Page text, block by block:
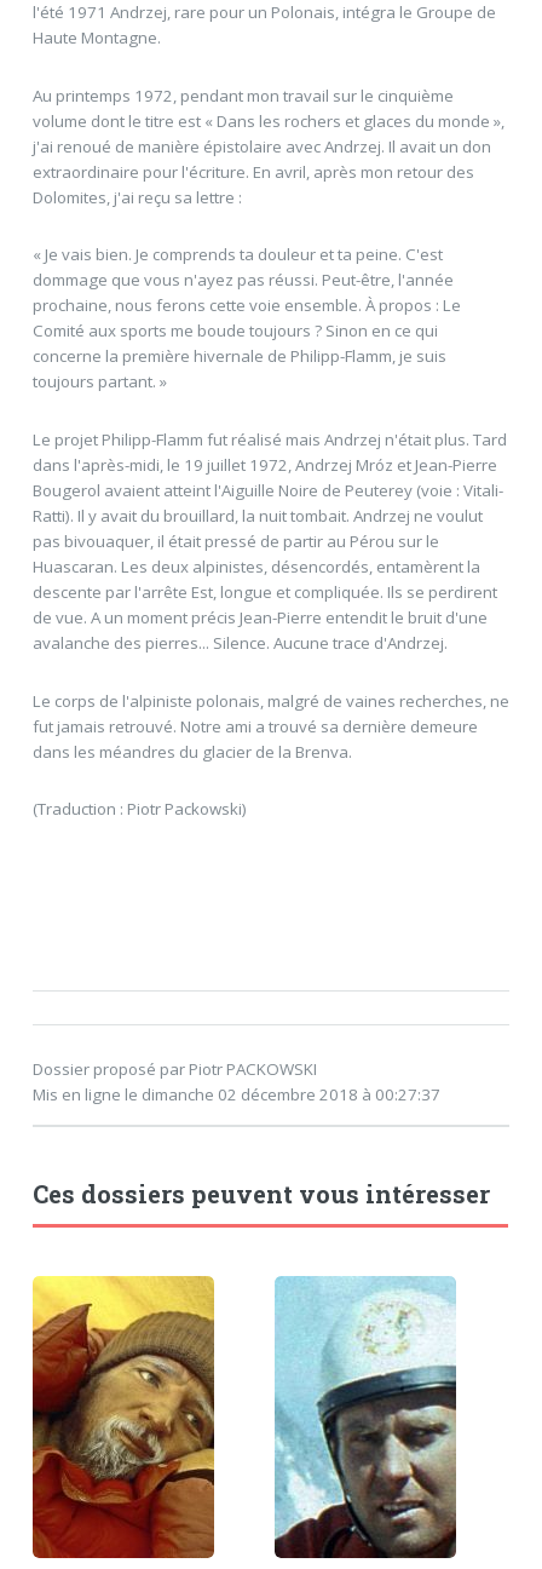
l'été 1971 Andrzej, rare pour un Polonais, intégra le Groupe de
Haute Montagne.
Au printemps 1972, pendant mon travail sur le cinquième
volume dont le titre est « Dans les rochers et glaces du monde »,
j'ai renoué de manière épistolaire avec Andrzej. Il avait un don
extraordinaire pour l'écriture. En avril, après mon retour des
Dolomites, j'ai reçu sa lettre :
« Je vais bien. Je comprends ta douleur et ta peine. C'est
dommage que vous n'ayez pas réussi. Peut-être, l'année
prochaine, nous ferons cette voie ensemble. À propos : Le
Comité aux sports me boude toujours ? Sinon en ce qui
concerne la première hivernale de Philipp-Flamm, je suis
toujours partant. »
Le projet Philipp-Flamm fut réalisé mais Andrzej n'était plus. Tard
dans l'après-midi, le 19 juillet 1972, Andrzej Mróz et Jean-Pierre
Bougerol avaient atteint l'Aiguille Noire de Peuterey (voie : Vitali-
Ratti). Il y avait du brouillard, la nuit tombait. Andrzej ne voulut
pas bivouaquer, il était pressé de partir au Pérou sur le
Huascaran. Les deux alpinistes, désencordés, entamèrent la
descente par l'arrête Est, longue et compliquée. Ils se perdirent
de vue. A un moment précis Jean-Pierre entendit le bruit d'une
avalanche des pierres... Silence. Aucune trace d'Andrzej.
Le corps de l'alpiniste polonais, malgré de vaines recherches, ne
fut jamais retrouvé. Notre ami a trouvé sa dernière demeure
dans les méandres du glacier de la Brenva.
(Traduction : Piotr Packowski)
Dossier proposé par Piotr PACKOWSKI
Mis en ligne le dimanche 02 décembre 2018 à 00:27:37
Ces dossiers peuvent vous intéresser